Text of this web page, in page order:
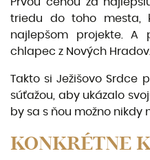
Prvou cenou za
triedu do toho mesta,
najlepšom projekte. A
chlapec z Nových
Takto si Ježišovo Srdce
súťažou, aby ukázalo
by sa s ňou možno nikdy
KONKRÉTNE